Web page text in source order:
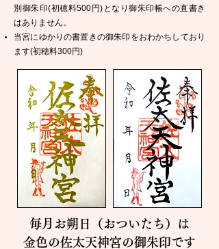
別御朱印(初穂料500円)となり御朱印帳への直書き
はありません。
当宮にゆかりの書置きの御朱印をおわかちしており
ます(初穂料300円)
毎月お朔日（おついたち）は
金色の佐太天神宮の御朱印です